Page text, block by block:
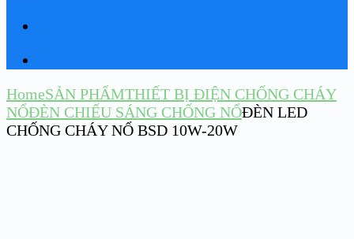
HomeSẢN PHẨMTHIẾT BỊ ĐIỆN CHỐNG CHÁY
NỔĐÈN CHIẾU SÁNG CHỐNG NỔĐÈN LED
CHỐNG CHÁY NỔ BSD 10W-20W